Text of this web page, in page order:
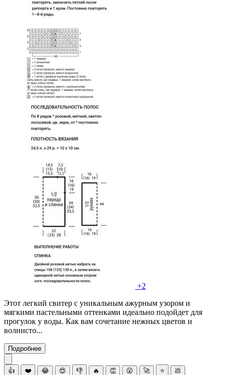
+2
Этот легкий свитер с уникальным ажурным узором и
мягкими пастельными оттенками идеально подойдет для
прогулок у воды. Как вам сочетание нежных цветов и
волнисто...
Подробнее
👍 ❤️ 😂 😍 👎 🔥 👏 😮 🚀 ⭐ 💩